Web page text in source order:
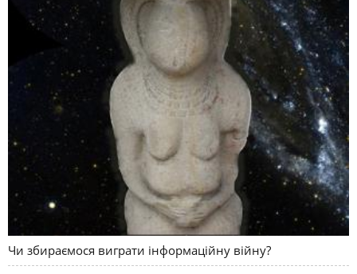
Чи збираємося виграти інформаційну війну?